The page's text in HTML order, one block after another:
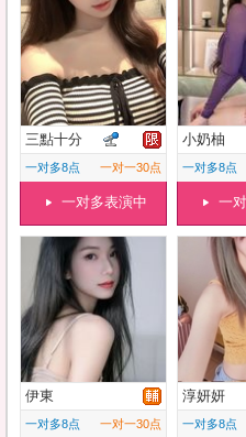
三點十分
一对多8点 一对一30点
一对多表演中
小奶柚
一对多8点
一
伊東
一对多8点 一对一30点
淳妍妍
一对多8点